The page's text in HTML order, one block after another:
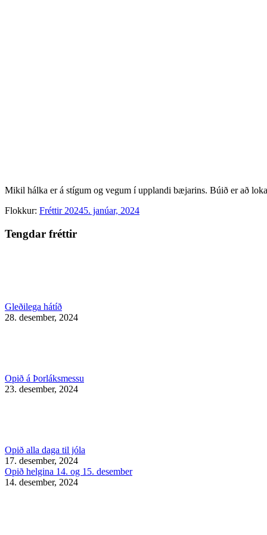
Mikil hálka er á stígum og vegum í upplandi bæjarins. Búið er að
Flokkur: Fréttir 20245. janúar, 2024
Tengdar fréttir
Gleðilega hátíð
28. desember, 2024
Opið á Þorláksmessu
23. desember, 2024
Opið alla daga til jóla
17. desember, 2024
Opið helgina 14. og 15. desember
14. desember, 2024